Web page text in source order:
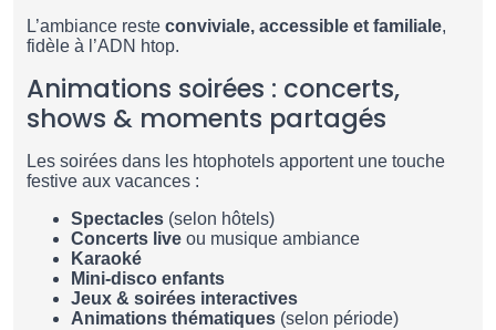
L’ambiance reste conviviale, accessible et familiale,
fidèle à l’ADN htop.
Animations soirées : concerts,
shows & moments partagés
Les soirées dans les htophotels apportent une touche
festive aux vacances :
Spectacles (selon hôtels)
Concerts live ou musique ambiance
Karaoké
Mini-disco enfants
Jeux & soirées interactives
Animations thématiques (selon période)